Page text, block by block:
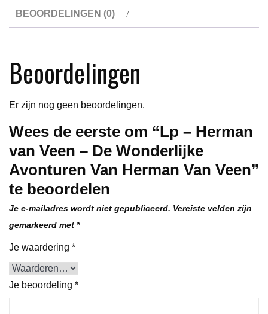
BEOORDELINGEN (0)
Beoordelingen
Er zijn nog geen beoordelingen.
Wees de eerste om “Lp – Herman
van Veen – De Wonderlijke
Avonturen Van Herman Van Veen”
te beoordelen
Je e-mailadres wordt niet gepubliceerd. Vereiste velden zijn
gemarkeerd met *
Je waardering *
Je beoordeling *